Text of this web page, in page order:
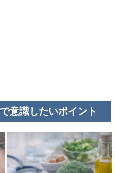
意識したいポイント